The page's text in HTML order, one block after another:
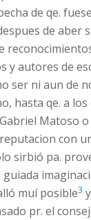
de qe.
de aber
y autores de
ser ni aun de
hasta qe. a los
Matoso o
con
sirbió pa.
muí posible3
pr. el